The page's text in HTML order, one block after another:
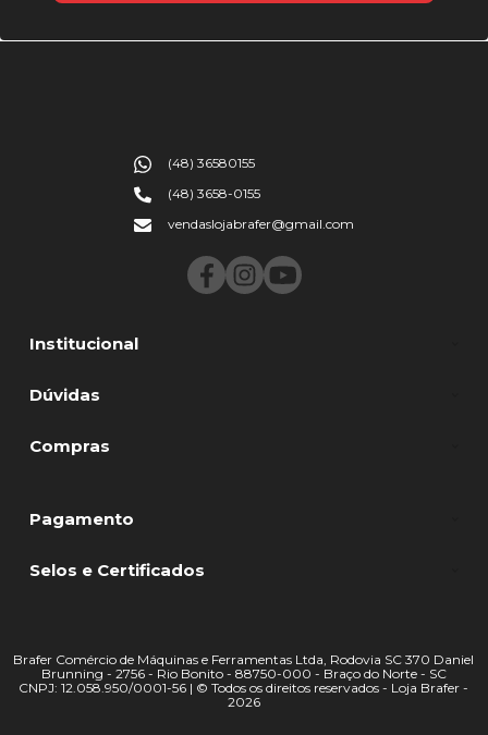
Institucional
Dúvidas
Compras
(48) 36580155
(48) 3658-0155
vendaslojabrafer@gmail.com
Pagamento
Selos e Certificados
Brafer Comércio de Máquinas e Ferramentas Ltda, Rodovia SC 370 Daniel
Brunning - 2756 - Rio Bonito - 88750-000 - Braço do Norte - SC
CNPJ: 12.058.950/0001-56 | © Todos os direitos reservados - Loja Brafer -
2026